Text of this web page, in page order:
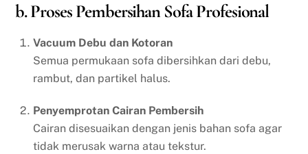
b. Proses Pembersihan Sofa Profesional
Vacuum Debu dan Kotoran
Semua permukaan sofa dibersihkan dari debu,
rambut, dan partikel halus.
Penyemprotan Cairan Pembersih
Cairan disesuaikan dengan jenis bahan sofa agar
tidak merusak warna atau tekstur.